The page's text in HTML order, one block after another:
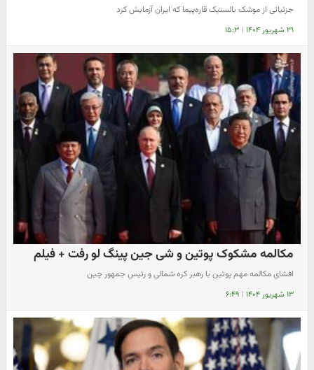
جزئیاتی از موشک بالستیک قاره‌پیما که ایران آزمایش کرد
۳۱ شهریور ۱۴۰۴ | ۱۵:۳
مکالمه مشکوک پوتین و شی جین پینگ لو رفت + فیلم
افشای مکالمه مهم پوتین با رهبر کره شمالی و رئیس جمهور چین
۱۳ شهریور ۱۴۰۴ | ۶:۴۹